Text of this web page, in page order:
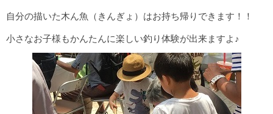
自分の描いた木ん魚（きんぎょ）はお持ち帰りできます！！
小さなお子様もかんたんに楽しい釣り体験が出来ますよ♪